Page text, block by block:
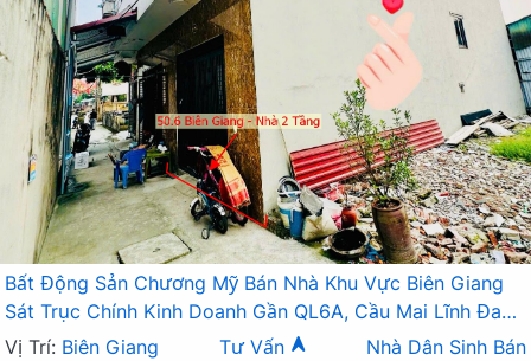
Bất Động Sản Chương Mỹ Bán Nhà Khu Vực Biên Giang
Sát Trục Chính Kinh Doanh Gần QL6A, Cầu Mai Lĩnh Đang
Mở Rộng
Vị Trí: Biên Giang Tư Vấn
Nhà Dân Sinh Bán